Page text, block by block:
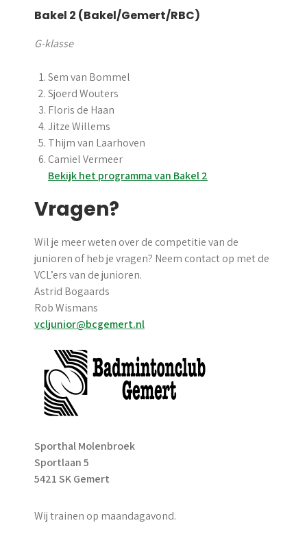
Bakel 2 (Bakel/Gemert/RBC)
G-klasse
Sem van Bommel
Sjoerd Wouters
Floris de Haan
Jitze Willems
Thijm van Laarhoven
Camiel Vermeer
Bekijk het programma van Bakel 2
Vragen?
Wil je meer weten over de competitie van de
junioren of heb je vragen? Neem contact op met de
VCL’ers van de junioren.
Astrid Bogaards
Rob Wismans
vcljunior@bcgemert.nl
Sporthal Molenbroek
Sportlaan 5
5421 SK Gemert
Wij trainen op maandagavond.